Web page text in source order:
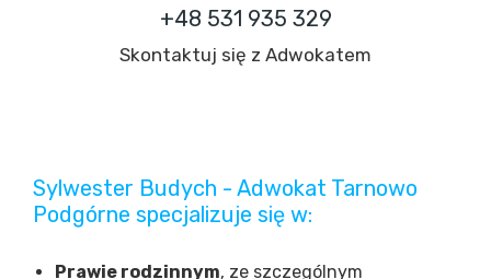
Sylwester Budych - Adwokat Tarnowo
Podgórne specjalizuje się w:
Prawie rodzinnym, ze szczególnym
+48 531 935 329
Skontaktuj się z Adwokatem